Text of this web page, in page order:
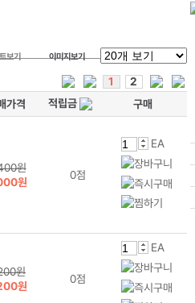
보기 이미지보기
1
2
가격 적립금 구매
원
원
0점
EA
원
원
0점
EA